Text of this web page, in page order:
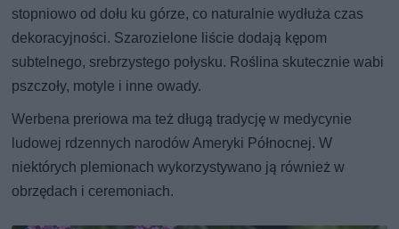
stopniowo od dołu ku górze, co naturalnie wydłuża czas
dekoracyjności. Szarozielone liście dodają kępom
subtelnego, srebrzystego połysku. Roślina skutecznie wabi
pszczoły, motyle i inne owady.
Werbena preriowa ma też długą tradycję w medycynie
ludowej rdzennych narodów Ameryki Północnej. W
niektórych plemionach wykorzystywano ją również w
obrzędach i ceremoniach.